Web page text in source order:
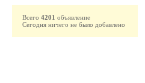
Всего 4201 объявление
Сегодня ничего не было добавлено